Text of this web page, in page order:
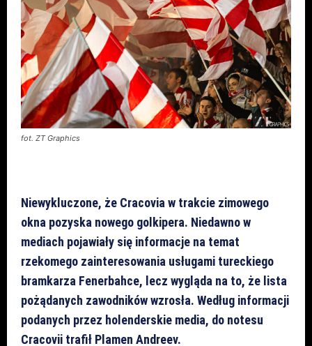
fot. ZT Graphics
Niewykluczone, że Cracovia w trakcie zimowego
okna pozyska nowego golkipera. Niedawno w
mediach pojawiały się informacje na temat
rzekomego zainteresowania usługami tureckiego
bramkarza Fenerbahce, lecz wygląda na to, że lista
pożądanych zawodników wzrosła. Według informacji
podanych przez holenderskie media, do notesu
Cracovii trafił Plamen Andreev.